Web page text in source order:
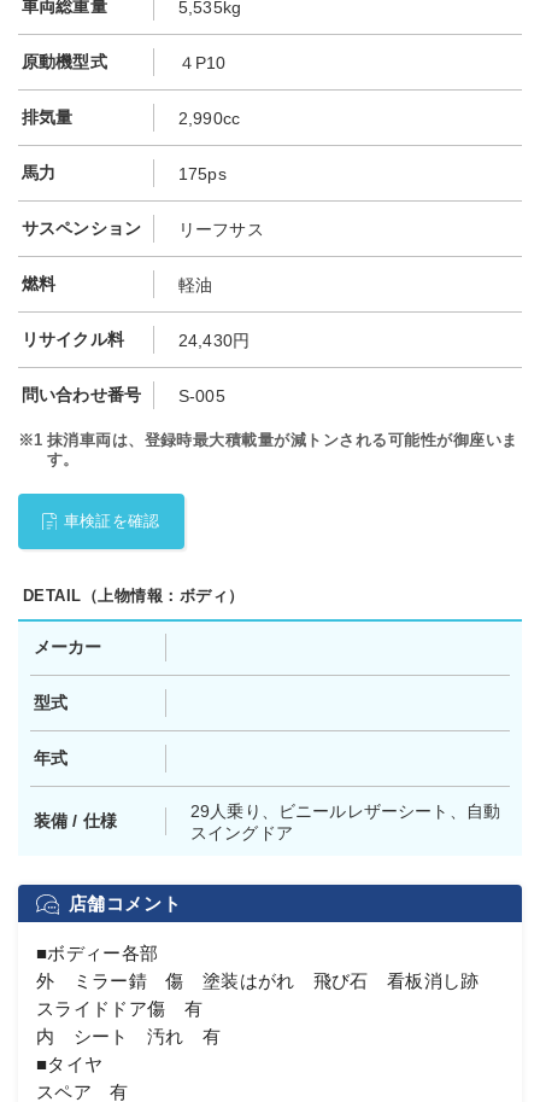
車両総重量 5,535kg
原動機型式 ４P10
排気量 2,990cc
馬力 175ps
サスペンション リーフサス
燃料 軽油
リサイクル料 24,430円
問い合わせ番号 S-005
※1 抹消車両は、登録時最大積載量が減トンされる可能性が御座いま
す。
車検証を確認
DETAIL（上物情報：ボディ）
メーカー
型式
年式
装備 / 仕様
29人乗り、ビニールレザーシート、自動
スイングドア
店舗コメント
■ボディー各部
外 ミラー錆 傷 塗装はがれ 飛び石 看板消し跡
スライドドア傷 有
内 シート 汚れ 有
■タイヤ
スペア 有